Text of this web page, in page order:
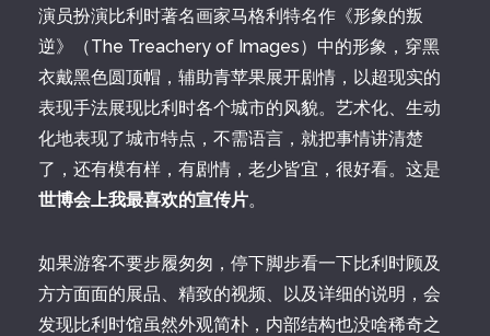
演员扮演比利时著名画家马格利特名作《形象的叛
逆》（The Treachery of Images）中的形象，穿黑
衣戴黑色圆顶帽，辅助青苹果展开剧情，以超现实的
表现手法展现比利时各个城市的风貌。艺术化、生动
化地表现了城市特点，不需语言，就把事情讲清楚
了，还有模有样，有剧情，老少皆宜，很好看。这是
世博会上我最喜欢的宣传片。
如果游客不要步履匆匆，停下脚步看一下比利时顾及
方方面面的展品、精致的视频、以及详细的说明，会
发现比利时馆虽然外观简朴，内部结构也没啥稀奇之